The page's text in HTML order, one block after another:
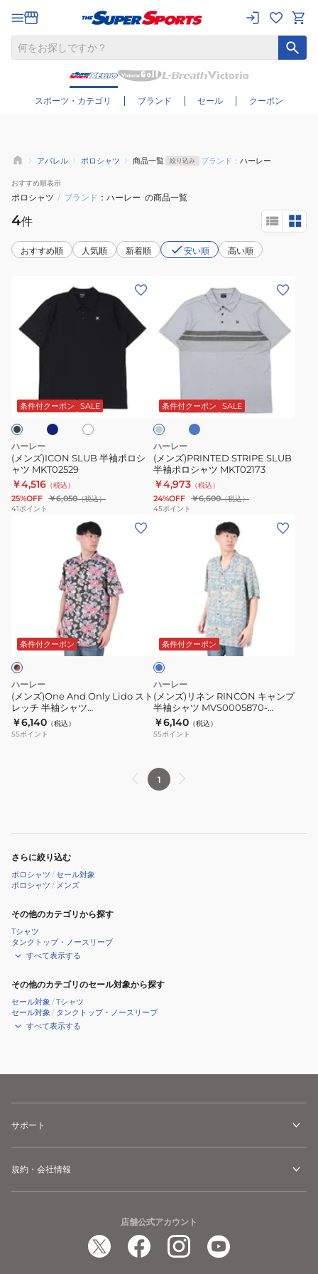
スポーツ・カテゴリ ブランド セール クーポン
さらに絞り込む
アパレル ポロシャツ 商品一覧 絞り込み ブランド： ハーレー
おすすめ順表示
ポロシャツ / ブランド ハーレー の商品一覧
4件
おすすめ順 人気順 新着順 安い順 高い順
ズ)ICON
SLUB
ロ
シ
ャ
ツ
MKT02529
条件付クーポン SALE
ホ
イ
ハーレー
(メンズ)ICON SLUB 半袖ポロシ
ャツ MKT02529
￥4,516 （税込）
25%OFF ￥6,050（税込）
41ポイント
ズ)PRINTED
STRIPE
SLUB
ポ
ロ
シ
ャ
ツ
MKT02173
条件付クーポン SALE
レ
ー
リ
ー
ン
ブ
ー ハーレー
(メンズ)PRINTED STRIPE SLUB
半袖ポロシャツ MKT02173
￥4,973 （税込）
24%OFF ￥6,600（税込）
45ポイント
ト
レ
ッ
チ
半
袖
条件付クーポン
ハーレー
(メンズ)One And Only Lido スト
レッチ 半袖シャツ
MVS0005570-H014
￥6,140 （税込）
55ポイント
キ
ャ
ン
プ
半
袖
ツ
条件付クーポン
ブ
ル
ー
ハーレー
(メンズ)リネン RINCON キャンプ
半袖シャツ MVS0005870-
H3018
￥6,140 （税込）
55ポイント
1
さらに絞り込む
ポロシャツ /セール対象
ポロシャツ / メンズ
その他のカテゴリから探す
Tシャツ
タンクトップ・ノースリーブ
すべて表示する
その他のカテゴリのセール対象から探す
セール対象 /Tシャツ
セール対象 / タンクトップ・ノースリーブ
すべて表示する
サポート
規約・会社情報
店舗公式アカウント